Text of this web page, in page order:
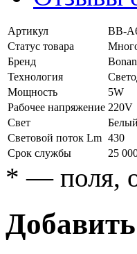
Артикул
BB-
Статус товара
Бренд
Технология
Мощность
5W
Рабочее напряжение 220V
Свет
Световой поток Lm 430
Срок службы
25
* — поля,